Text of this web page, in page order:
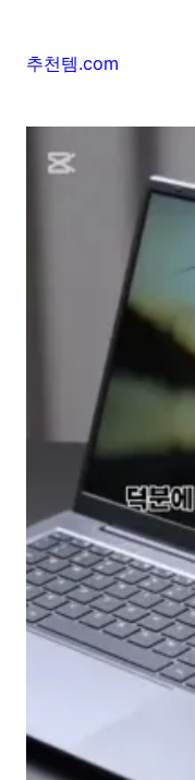
추천템.com